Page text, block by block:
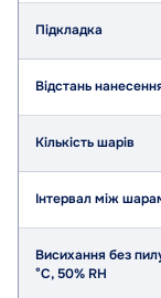
Підкладка
Відстань
Кількість шарів
Інтервал між
Висихання без
°C, 50% RH